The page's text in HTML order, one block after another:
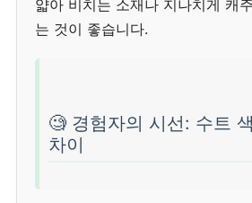
얇아 비치는 소재나 지나치게 캐
는 것이 좋습니다.
🧐 경험자의 시선: 수트
차이